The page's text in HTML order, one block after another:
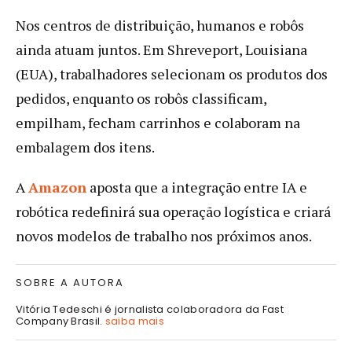
Nos centros de distribuição, humanos e robôs
ainda atuam juntos. Em Shreveport, Louisiana
(EUA), trabalhadores selecionam os produtos dos
pedidos, enquanto os robôs classificam,
empilham, fecham carrinhos e colaboram na
embalagem dos itens.
AAmazon aposta que a integração entre IA e
robótica redefinirá sua operação logística e criará
novos modelos de trabalho nos próximos anos.
SOBRE A AUTORA
Vitória Tedeschi é jornalista colaboradora da Fast
Company Brasil. saiba mais